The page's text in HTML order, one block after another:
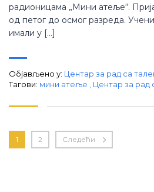
радионицама „Мини атеље“.
од петог до осмог разреда.
имали у […]
Објављено у: Центар за рад са
Тагови: мини атеље Центар за рад
1 2 Следећи